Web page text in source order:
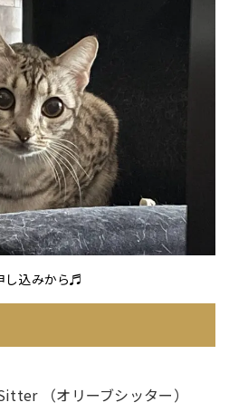
し込みから♬
（オリーブシッター）